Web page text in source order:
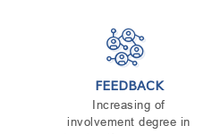
FEEDBACK
Increasing of
involvement degree in